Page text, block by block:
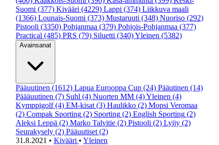
Suomi (377) Kivääri (4229) Lappi (374) Liikkuva maali
(1366) Lounais-Suomi (373) Mustaruuti (348) Nuoriso (292)
Pistooli (3350) Pohjanmaa (379) Pohjois-Pohjanmaa (377)
Practical (485) PRS (79) Siluetti (340)Yleinen (5382)
Avainsanat
Pääuutinen (1612) Lapua Eurooppa Cup (24) Pääutinen (14)
Päääuutinen (7) Suhl (4) Nuorten MM (4)Yleinen (4)
Kymppigolf (4) EM-kisat (3) Haulikko (2) Mopsi Veromaa
(2) Compak Sporting (2) Sporting (2) English Sporting (2)
Aleksi Leppä (2) Marko Talvitie (2) Pistooli (2) Lyijy (2)
Seurakysely (2) Pääuutiset (2)
31.8.2021 • Kivääri • Yleinen